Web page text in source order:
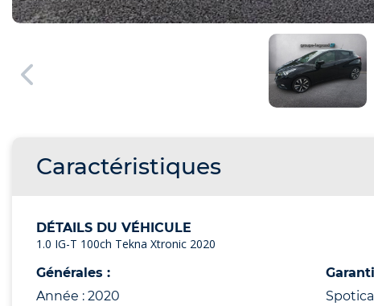
Caractéristiques
DÉTAILS DU VÉHICULE
1.0 IG-T 100ch Tekna Xtronic 2020
Générales :
Année : 2020